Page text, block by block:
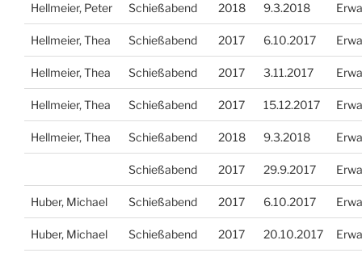
Hellmeier, Peter Schießabend 2018 9.3.2018
Hellmeier, Thea Schießabend 2017 6.10.2017
Hellmeier, Thea Schießabend 2017 3.11.2017
Hellmeier, Thea Schießabend 2017 15.12.2017
Hellmeier, Thea Schießabend 2018 9.3.2018
Schießabend 2017 29.9.2017
Huber, Michael Schießabend 2017 6.10.2017
Huber, Michael Schießabend 2017 20.10.2017